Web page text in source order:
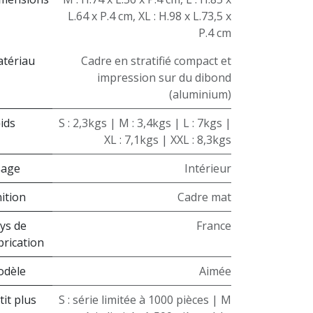
L.64 x P.4 cm, XL : H.98 x L.73,5 x
P.4 cm
Cadre en stratifié compact et
impression sur du dibond
(aluminium)
S : 2,3kgs | M : 3,4kgs | L : 7kgs |
XL : 7,1kgs | XXL : 8,3kgs
Intérieur
Cadre mat
de
France
Aimée
plus
S : série limitée à 1000 pièces | M